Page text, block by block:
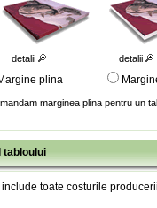
detalii detalii
plina
marginea plina pentru un
tabloului
include toate costurile